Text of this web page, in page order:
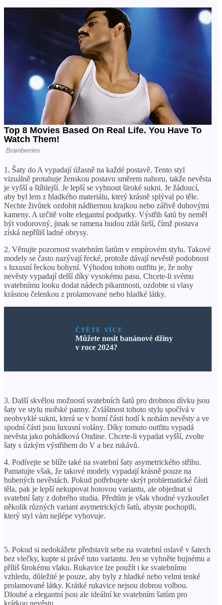
1. Šaty do A vypadají úžasně na každé postavě. Tento styl
vizuálně protahuje ženskou postavu směrem nahoru, takže nevěsta
je vyšší a štíhlejší. Je lepší se vyhnout široké sukni. Je žádoucí,
aby byl lem z hladkého materiálu, který krásně splýval po těle.
Nechte živůtek ozdobit nádhernou krajkou nebo zářivě duhovými
kameny. A určitě volte elegantní podpatky. Výstřih šatů by neměl
být vodorovný, jinak se ramena budou zdát širší, čímž postava
získá nepříliš ladné obrysy.
2. Věnujte pozornost svatebním šatům v empírovém stylu. Takové
modely se často nazývají řecké, protože dávají nevěstě podobnost
s luxusní řeckou bohyní. Výhodou tohoto outfitu je, že nohy
nevěsty vypadají delší díky vysokému pasu. Chcete-li svému
svatebnímu looku dodat nádech pikantnosti, ozdobte si vlasy
krásnou čelenkou z prolamované nebo hladké látky.
ČTĚTE VÍCE
Můžete nosit banánové džíny
v roce 2024?
3. Další skvělou možností svatebních šatů pro drobnou dívku jsou
šaty ve stylu mořské panny. Zvláštnost tohoto stylu spočívá v
neobvyklé sukni, která se v horní části hodí k nohám nevěsty a ve
spodní části jsou luxusní volány. Díky tomuto outfitu vypadá
nevěsta jako pohádková Ondine. Chcete-li vypadat vyšší, zvolte
šaty s úzkým výstřihem do V a bez rukávů.
4. Podívejte se blíže také na svatební šaty asymetrického střihu.
Pamatujte však, že takové modely vypadají krásně pouze na
hubených nevěstách. Pokud potřebujete skrýt problematické části
těla, pak je lepší nekupovat hotovou variantu, ale objednat si
svatební šaty z dobrého studia. Předtím je však vhodné vyzkoušet
několik různých variant asymetrických šatů, abyste pochopili,
který styl vám nejlépe vyhovuje.
5. Pokud si nedokážete představit sebe na svatební oslavě v šatech
bez vlečky, kupte si právě tuto variantu. Jen se vyhněte bujnému a
příliš širokému vlaku. Rukavice lze použít i ke svatebnímu
vzhledu, důležité je pouze, aby byly z hladké nebo velmi tenké
prolamované látky. Krátké rukavice nejsou dobrou volbou.
Dlouhé a elegantní jsou ale ideální ke svatebním šatům pro
krátkou nevěstu.